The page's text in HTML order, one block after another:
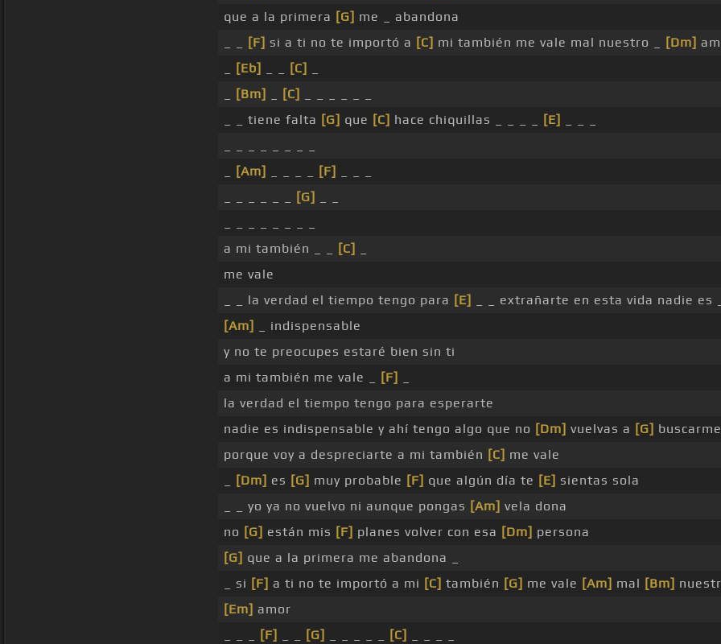
que a la primera [G] me _ abandona
[F] si a ti no te importó a [C] mi también me vale mal nuestro _ [Dm]
[Eb] [C]
[Bm] [C]
_ _ tiene falta [G] que [C] hace chiquillas _ _ _ _ [E]
[Am] [F]
[G]
a mi también _ _
[C]
me vale
_ _ la verdad el tiempo tengo para [E]
_ _ extrañarte en esta vida nadie es
[Am]
_ indispensable
y no te preocupes estaré bien sin ti
a mi también me vale _
[F]
la verdad el tiempo tengo para esperarte
nadie es indispensable y ahí tengo algo que no [Dm] vuelvas a [G] buscarme
porque voy a despreciarte a mi también [C] me vale
[Dm] es [G] muy probable [F] que algún día te [E] sientas sola
_ _ yo ya no vuelvo ni aunque pongas [Am] vela dona
no [G] están mis [F] planes volver con esa [Dm] persona
[G] que a la primera me abandona _
_ si [F] a ti no te importó a mi [C] también [G] me vale [Am] mal [Bm]
[Em] amor
[F] [G] [C]